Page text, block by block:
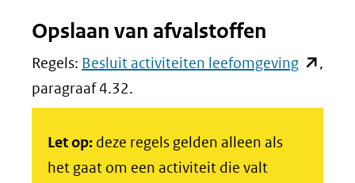
venster)
(verwijst
een
andere
website)
Opslaan van afvalstoffen
Regels: Besluit activiteiten leefomgeving(opent
nieuw
,
paragraaf 4.32.
Let op: deze regels gelden alleen als
het gaat om een activiteit die valt